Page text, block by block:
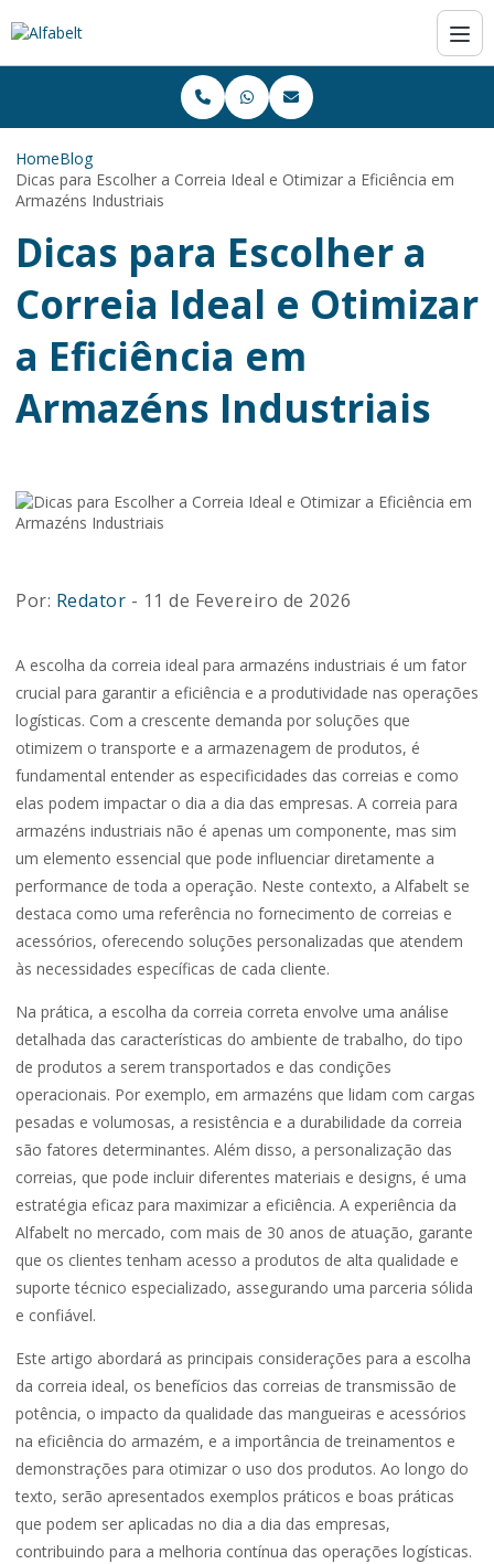
HomeBlog
Dicas para Escolher a Correia Ideal e Otimizar a Eficiência em
Armazéns Industriais
Dicas para Escolher a
Correia Ideal e Otimizar
a Eficiência em
Armazéns Industriais
Por: Redator - 11 de Fevereiro de 2026
A escolha da correia ideal para armazéns industriais é um fator
crucial para garantir a eficiência e a produtividade nas operações
logísticas. Com a crescente demanda por soluções que
otimizem o transporte e a armazenagem de produtos, é
fundamental entender as especificidades das correias e como
elas podem impactar o dia a dia das empresas. A correia para
armazéns industriais não é apenas um componente, mas sim
um elemento essencial que pode influenciar diretamente a
performance de toda a operação. Neste contexto, a Alfabelt se
destaca como uma referência no fornecimento de correias e
acessórios, oferecendo soluções personalizadas que atendem
às necessidades específicas de cada cliente.
Na prática, a escolha da correia correta envolve uma análise
detalhada das características do ambiente de trabalho, do tipo
de produtos a serem transportados e das condições
operacionais. Por exemplo, em armazéns que lidam com cargas
pesadas e volumosas, a resistência e a durabilidade da correia
são fatores determinantes. Além disso, a personalização das
correias, que pode incluir diferentes materiais e designs, é uma
estratégia eficaz para maximizar a eficiência. A experiência da
Alfabelt no mercado, com mais de 30 anos de atuação, garante
que os clientes tenham acesso a produtos de alta qualidade e
suporte técnico especializado, assegurando uma parceria sólida
e confiável.
Este artigo abordará as principais considerações para a escolha
da correia ideal, os benefícios das correias de transmissão de
potência, o impacto da qualidade das mangueiras e acessórios
na eficiência do armazém, e a importância de treinamentos e
demonstrações para otimizar o uso dos produtos. Ao longo do
texto, serão apresentados exemplos práticos e boas práticas
que podem ser aplicadas no dia a dia das empresas,
contribuindo para a melhoria contínua das operações logísticas.